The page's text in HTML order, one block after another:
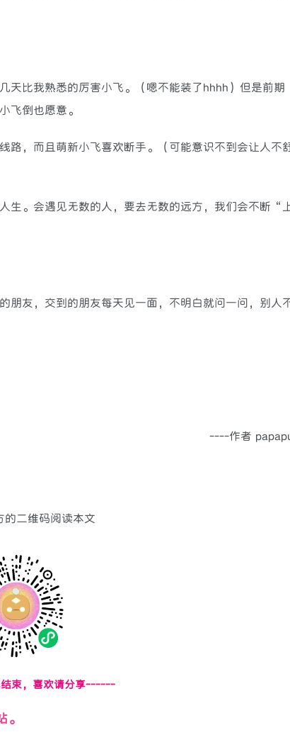
天比我熟悉的厉害小飞。（嗯不能装了hhhh）但是前期
飞倒也愿意。
路，而且萌新小飞喜欢断手。（可能意识不到会让人不
生。会遇见无数的人，要去无数的远方，我们会不断“
朋友，交到的朋友每天见一面，不明白就问一问，别人
----作者
的二维码阅读本文
束，喜欢请分享------